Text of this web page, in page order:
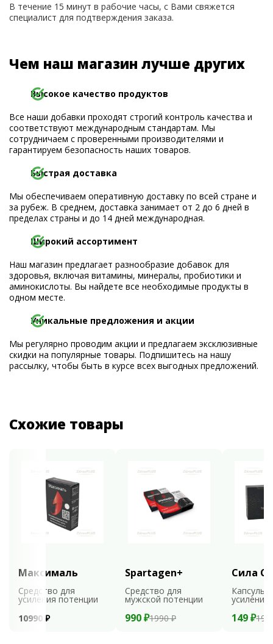
В течение 15 минут в рабочие часы, с Вами свяжется
специалист для подтверждения заказа.
Чем наш магазин лучше других
Высокое качество продуктов
Все наши добавки проходят строгий контроль качества и
соответствуют международным стандартам. Мы
сотрудничаем с проверенными производителями и
гарантируем безопасность наших товаров.
Быстрая доставка
Мы обеспечиваем оперативную доставку по всей стране и
за рубеж. В среднем, доставка занимает от 2 до 6 дней в
пределах страны и до 14 дней международная.
Широкий ассортимент
Наш магазин предлагает разнообразие добавок для
здоровья, включая витамины, минералы, пробиотики и
аминокислоты. Вы найдете все необходимые продукты в
одном месте.
Уникальные предложения и акции
Мы регулярно проводим акции и предлагаем эксклюзивные
скидки на популярные товары. Подпишитесь на нашу
рассылку, чтобы быть в курсе всех выгодных предложений.
Схожие товары
Максималь
Средство для
усиления потенции
10990 ₽
Spartagen+
Средство для
мужской потенции
990 ₽1990 ₽
Сила
Капсулы
усиления
149 ₽